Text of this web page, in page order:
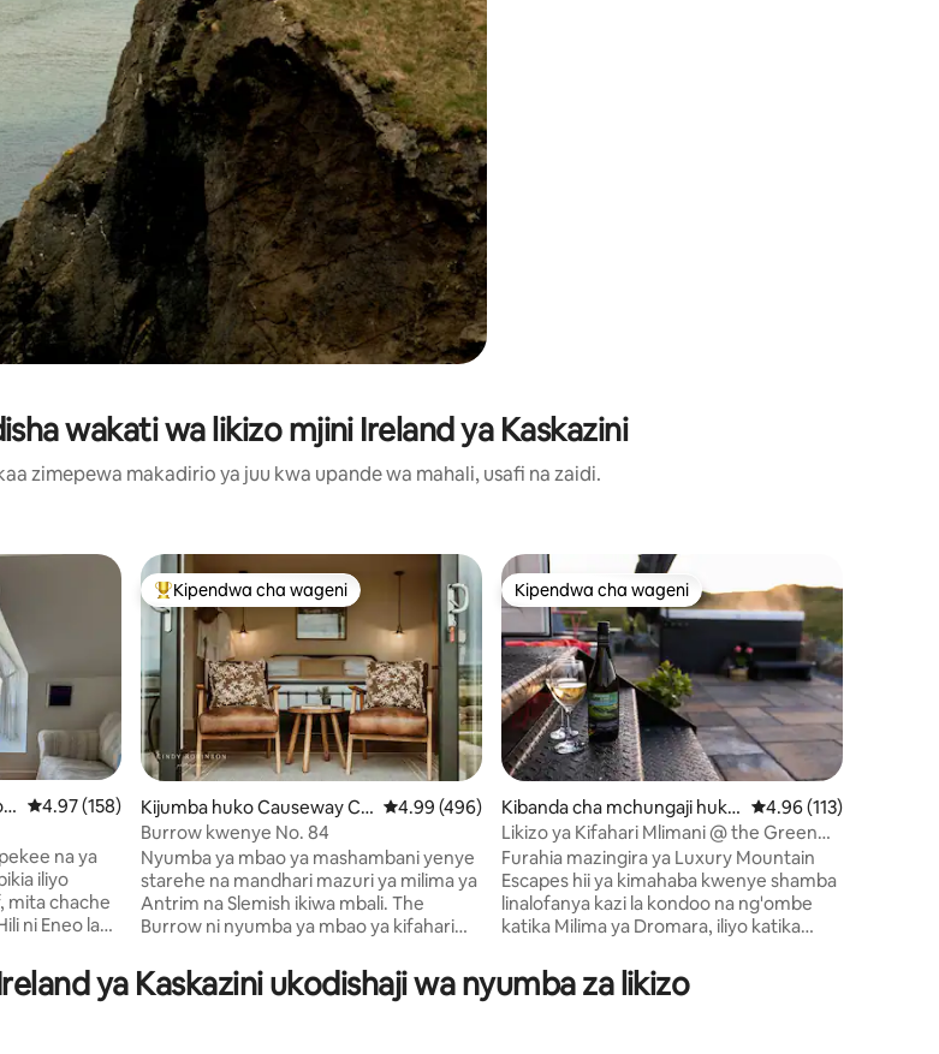
wakati wa likizo mjini Ireland ya Kaskazini
zimepewa makadirio ya juu kwa upande wa mahali, usafi na zaidi.
255
Ukadiriaji wa wastani wa 4.97 kati ya 5, tathmini 158
4.97 (158)
na ya
iliyo
mita chache
ni Eneo la
ya majini
kuendesha
Kipendwa maarufu cha wageni
Kipendwa cha wageni
Kijumba huko Causeway Co
ast and Glens
Ukadiriaji wa wastani wa 4.99 kati ya 5, tathmini 496
4.99 (496)
Burrow kwenye No. 84
Nyumba ya mbao ya mashambani yenye
starehe na mandhari mazuri ya milima ya
Antrim na Slemish ikiwa mbali. The
Burrow ni nyumba ya mbao ya kifahari
inayotumia kwa njia ya kipekee bustani
binafsi, baraza na beseni la maji moto.
Kipendwa cha wageni
Kipendwa cha wageni
Kibanda cha mchungaji huko
Ballyward
Ukadiriaji wa wastani
4.96 (113)
Likizo ya Kifahari Mlimani @ the Green
hut
Furahia mazingira ya Luxury Mountain
Escapes hii ya kimahaba kwenye shamba
linalofanya kazi la kondoo na ng'ombe
katika Milima ya Dromara, iliyo katika
Dromara, dakika 15 kwa gari kwenda
Newcastle, dakika 25 kutoka Belfast.
ya Kaskazini ukodishaji wa nyumba za likizo